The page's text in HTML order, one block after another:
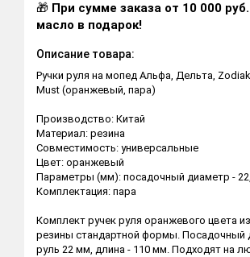
🎁 При сумме заказа от 10 000
масло в подарок!
Описание товара:
Ручки руля на мопед Альфа, Дельта,
Must (оранжевый, пара)
Производство: Китай
Материал: резина
Совместимость: универсальные
Цвет: оранжевый
Параметры (мм): посадочный диаметр -
Комплектация: пара
Комплект ручек руля оранжевого цвета
резины стандартной формы. Посадочный
руль 22 мм, длина - 110 мм. Подходят на